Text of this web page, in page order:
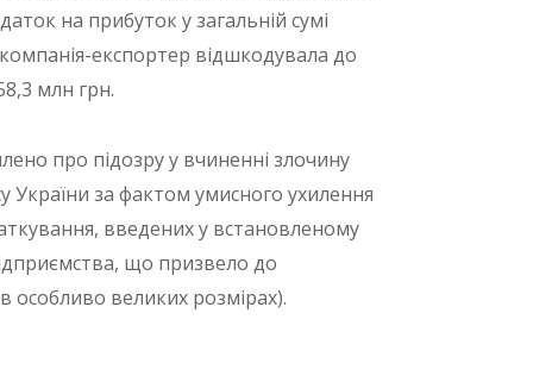
на прибуток у загальній сумі
експортер відшкодувала до
млн грн.
про підозру у вчиненні злочину
України за фактом умисного ухилення
введених у встановленому
що призвело до
великих розмірах).